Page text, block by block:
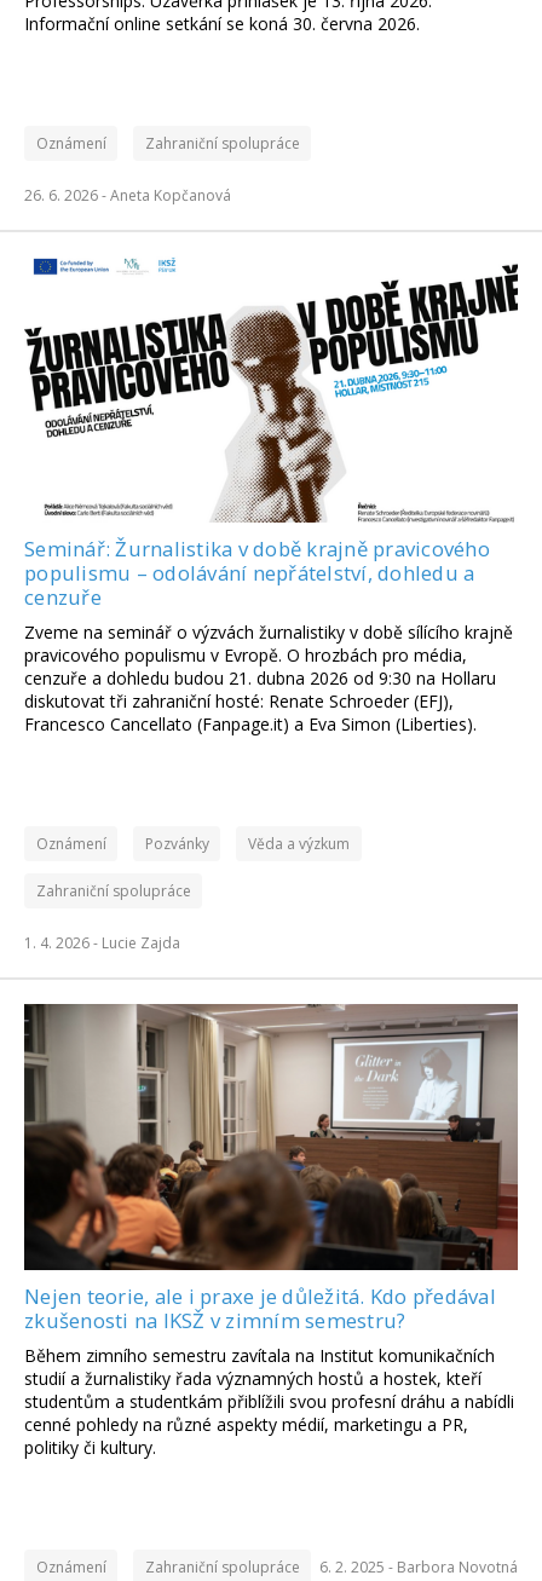
Informační online setkání se koná 30. června 2026.
Oznámení Zahraniční spolupráce
26. 6. 2026 -Aneta Kopčanová
Seminář: Žurnalistika v době krajně pravicového
populismu – odolávání nepřátelství, dohledu a
cenzuře
Zveme na seminář o výzvách žurnalistiky v době sílícího krajně
pravicového populismu v Evropě. O hrozbách pro média,
cenzuře a dohledu budou 21. dubna 2026 od 9:30 na Hollaru
diskutovat tři zahraniční hosté: Renate Schroeder (EFJ),
Francesco Cancellato (Fanpage.it) a Eva Simon (Liberties).
Oznámení Pozvánky Věda a výzkum
Zahraniční spolupráce
1. 4. 2026 - Lucie Zajda
Nejen teorie, ale i praxe je důležitá. Kdo předával
zkušenosti na IKSŽ v zimním semestru?
Během zimního semestru zavítala na Institut komunikačních
studií a žurnalistiky řada významných hostů a hostek, kteří
studentům a studentkám přiblížili svou profesní dráhu a nabídli
cenné pohledy na různé aspekty médií, marketingu a PR,
politiky či kultury.
Oznámení Zahraniční spolupráce 6. 2. 2025 - Barbora Novotná